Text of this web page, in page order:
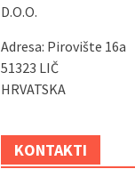
D.O.O.
Adresa: Pirovište 16a
51323 LIČ
HRVATSKA
KONTAKTI